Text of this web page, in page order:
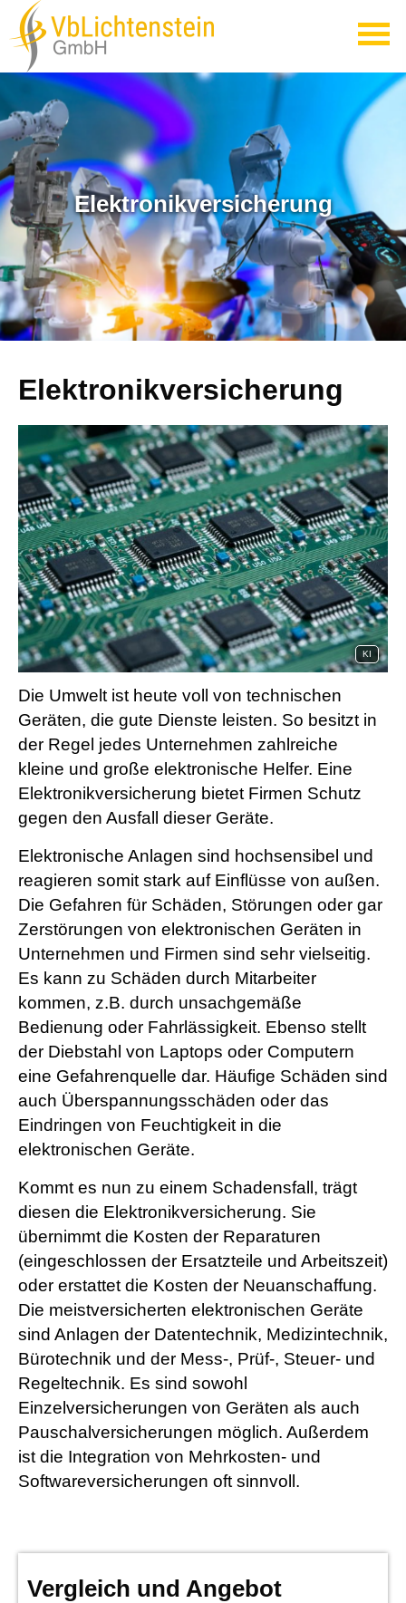
Elektronikversicherung
Elektronikversicherung
KI
Die Umwelt ist heute voll von technischen
Geräten, die gute Dienste leisten. So besitzt in
der Regel jedes Unternehmen zahlreiche
kleine und große elektronische Helfer. Eine
Elektronikversicherung bietet Firmen Schutz
gegen den Ausfall dieser Geräte.
Elektronische Anlagen sind hochsensibel und
reagieren somit stark auf Einflüsse von außen.
Die Gefahren für Schäden, Störungen oder gar
Zerstörungen von elektronischen Geräten in
Unternehmen und Firmen sind sehr vielseitig.
Es kann zu Schäden durch Mitarbeiter
kommen, z.B. durch unsachgemäße
Bedienung oder Fahrlässigkeit. Ebenso stellt
der Diebstahl von Laptops oder Computern
eine Gefahrenquelle dar. Häufige Schäden sind
auch Überspannungsschäden oder das
Eindringen von Feuchtigkeit in die
elektronischen Geräte.
Kommt es nun zu einem Schadensfall, trägt
diesen die Elektronikversicherung. Sie
übernimmt die Kosten der Reparaturen
(eingeschlossen der Ersatzteile und Arbeitszeit)
oder erstattet die Kosten der Neuanschaffung.
Die meistversicherten elektronischen Geräte
sind Anlagen der Datentechnik, Medizintechnik,
Bürotechnik und der Mess-, Prüf-, Steuer- und
Regeltechnik. Es sind sowohl
Einzelversicherungen von Geräten als auch
Pauschalversicherungen möglich. Außerdem
ist die Integration von Mehrkosten- und
Softwareversicherungen oft sinnvoll.
Vergleich und Angebot